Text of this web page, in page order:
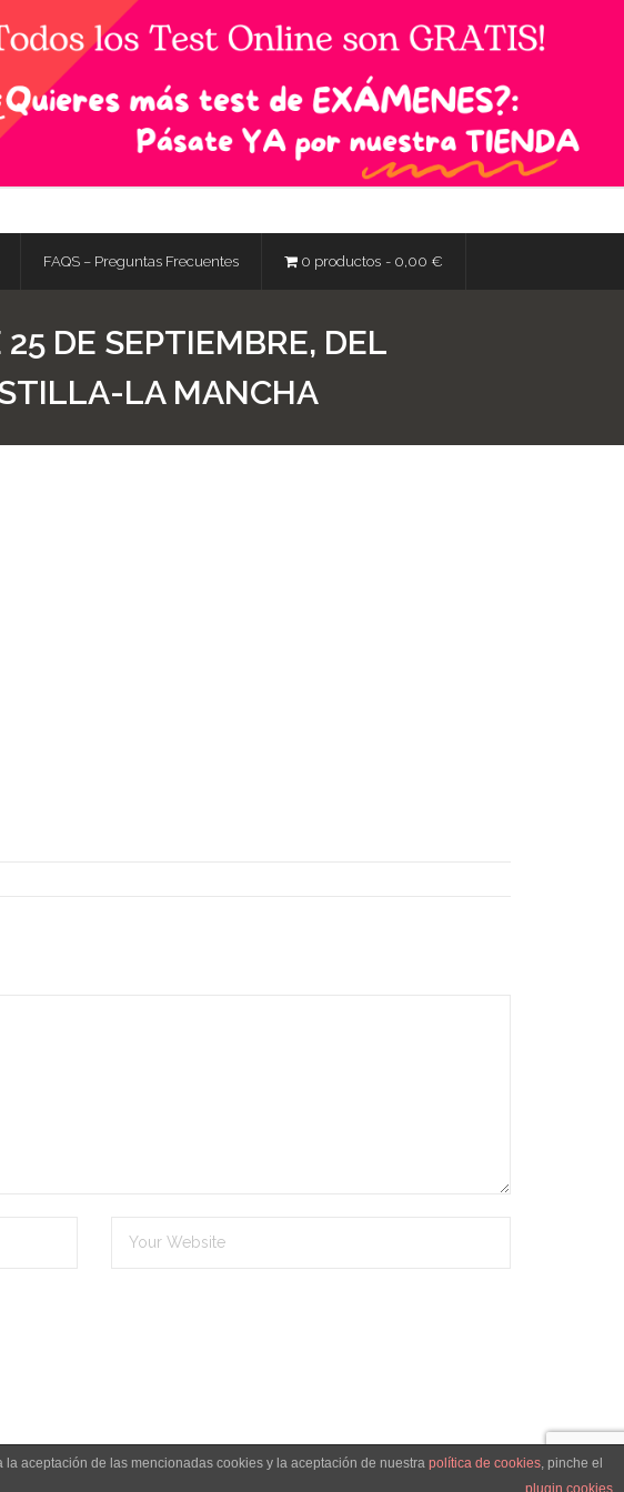
FAQS – Preguntas Frecuentes 0 productos 0,00 €
DE SEPTIEMBRE, DEL
LA MANCHA
privacidad
aceptación de las mencionadas cookies y la aceptación de nuestra política de cookies, pinche el
plugin cookies